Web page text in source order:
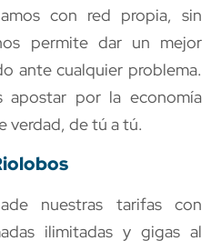
con red propia, sin
permite dar un mejor
ante cualquier problema.
apostar por la economía
verdad, de tú a tú.
nuestras tarifas con
ilimitadas y gigas al